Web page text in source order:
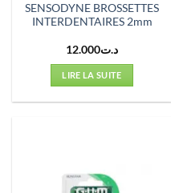
SENSODYNE BROSSETTES
INTERDENTAIRES 2mm
د.ت12.000
LIRE LA SUITE